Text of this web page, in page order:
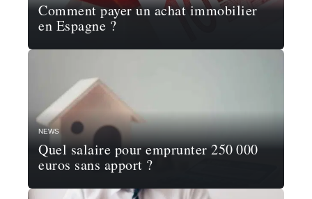
Comment payer un achat immobilier
en Espagne ?
NEWS
Quel salaire pour emprunter 250 000
euros sans apport ?